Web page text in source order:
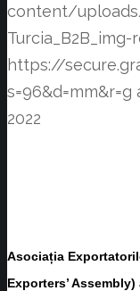
content/
Turcia_B2B_img-
https://
s=96&d=mm&r=g
2022
Asociația
Exporters’